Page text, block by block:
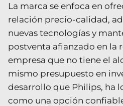
La marca se enfoca en
relación precio-calidad,
nuevas tecnologías y
postventa afianzado en la
empresa que no tiene el
mismo presupuesto en
desarrollo que Philips, ha
como una opción